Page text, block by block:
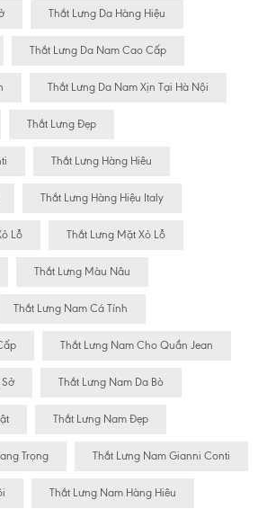
Thắt Lưng Da Hàng Hiệu
Thắt Lưng Da Nam Cao Cấp
Thắt Lưng Da Nam Xịn Tại Hà Nội
Thắt Lưng Đẹp
Thắt Lưng Hàng Hiêu
Thắt Lưng Hàng Hiệu Italy
Lỗ Thắt Lưng Mặt Xỏ Lỗ
Thắt Lưng Màu Nâu
Thắt Lưng Nam Cá Tính
Thắt Lưng Nam Cho Quần Jean
Thắt Lưng Nam Da Bò
Thắt Lưng Nam Đẹp
Trọng Thắt Lưng Nam Gianni Conti
Thắt Lưng Nam Hàng Hiêu